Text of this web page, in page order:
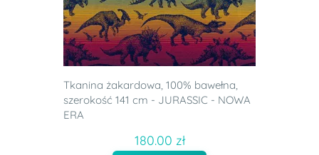
Tkanina żakardowa, 100% bawełna,
szerokość 141 cm - JURASSIC - NOWA
ERA
180.00 zł